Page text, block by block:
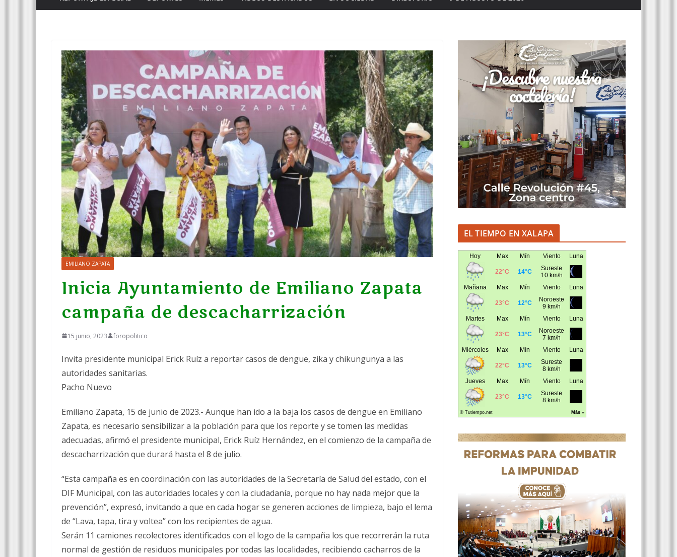
EMILIANO ZAPATA
Inicia Ayuntamiento de Emiliano Zapata
campaña de descacharrización
15 junio, 2023 foropolitico
Invita presidente municipal Erick Ruíz a reportar casos de dengue, zika y chikungunya a las
autoridades sanitarias.
Pacho Nuevo
Emiliano Zapata, 15 de junio de 2023.- Aunque han ido a la baja los casos de dengue en Emiliano
Zapata, es necesario sensibilizar a la población para que los reporte y se tomen las medidas
adecuadas, afirmó el presidente municipal, Erick Ruíz Hernández, en el comienzo de la campaña de
descacharrización que durará hasta el 8 de julio.
“Esta campaña es en coordinación con las autoridades de la Secretaría de Salud del estado, con el
DIF Municipal, con las autoridades locales y con la ciudadanía, porque no hay nada mejor que la
prevención”, expresó, invitando a que en cada hogar se generen acciones de limpieza, bajo el lema
de “Lava, tapa, tira y voltea” con los recipientes de agua.
Serán 11 camiones recolectores identificados con el logo de la campaña los que recorrerán la ruta
normal de gestión de residuos municipales por todas las localidades, recibiendo cacharros de la
EL TIEMPO EN XALAPA